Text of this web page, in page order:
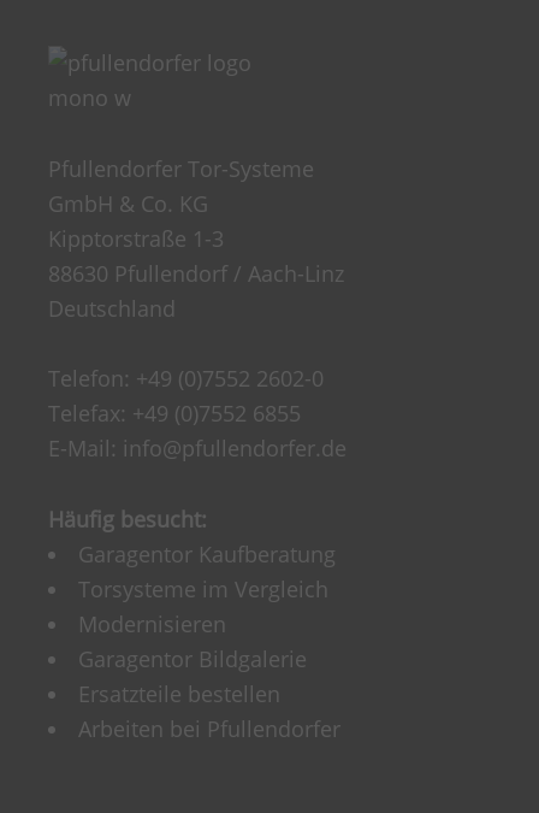
Pfullendorfer Tor-Systeme
GmbH & Co. KG
Kipptorstraße 1-3
88630 Pfullendorf / Aach-Linz
Deutschland
Telefon: +49 (0)7552 2602-0
Telefax: +49 (0)7552 6855
E-Mail: info@pfullendorfer.de
Häufig besucht:
Garagentor Kaufberatung
Torsysteme im Vergleich
Modernisieren
Garagentor Bildgalerie
Ersatzteile bestellen
Arbeiten bei Pfullendorfer